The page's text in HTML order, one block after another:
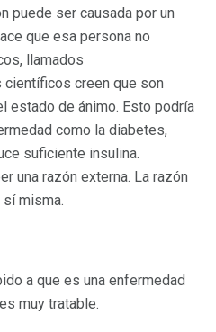
puede ser causada por un
que esa persona no
llamados
científicos creen que son
estado de ánimo. Esto podría
como la diabetes,
suficiente insulina.
una razón externa. La razón
misma.
a que es una enfermedad
muy tratable.